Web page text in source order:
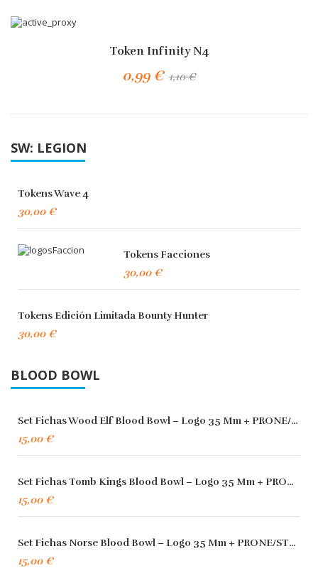
Token Infinity N4
0,99 € 1,10 €
SW: LEGION
Tokens Wave 4
30,00 €
Tokens Facciones
30,00 €
Tokens Edición Limitada Bounty Hunter
30,00 €
BLOOD BOWL
Set Fichas Wood Elf Blood Bowl – Logo 35 Mm + PRONE/STUNNED 25 M
15,00 €
Set Fichas Tomb Kings Blood Bowl – Logo 35 Mm + PRONE/STUNNED 25 M
15,00 €
Set Fichas Norse Blood Bowl – Logo 35 Mm + PRONE/STUNNED 25 M
15,00 €